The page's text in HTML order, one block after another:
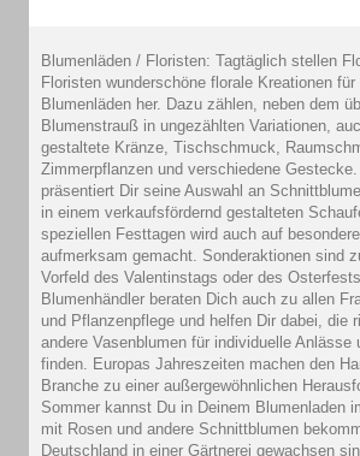
Blumenläden / Floristen: Tagtäglich stellen
Floristen wunderschöne florale Kreationen
Blumenläden her. Dazu zählen, neben dem
Blumenstrauß in ungezählten Variationen,
gestaltete Kränze, Tischschmuck,
Zimmerpflanzen und verschiedene
präsentiert Dir seine Auswahl an
in einem verkaufsfördernd gestalteten
speziellen Festtagen wird auch auf
aufmerksam gemacht. Sonderaktionen sind
Vorfeld des Valentinstags oder des
Blumenhändler beraten Dich auch zu allen
und Pflanzenpflege und helfen Dir dabei, die
andere Vasenblumen für individuelle Anlässe
finden. Europas Jahreszeiten machen den
Branche zu einer außergewöhnlichen
Sommer kannst Du in Deinem Blumenladen
mit Rosen und andere Schnittblumen
Deutschland in einer Gärtnerei gewachsen